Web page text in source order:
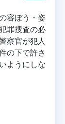
容ぼう・姿
罪捜査の必
察官が犯人
の下で許さ
ようにしな